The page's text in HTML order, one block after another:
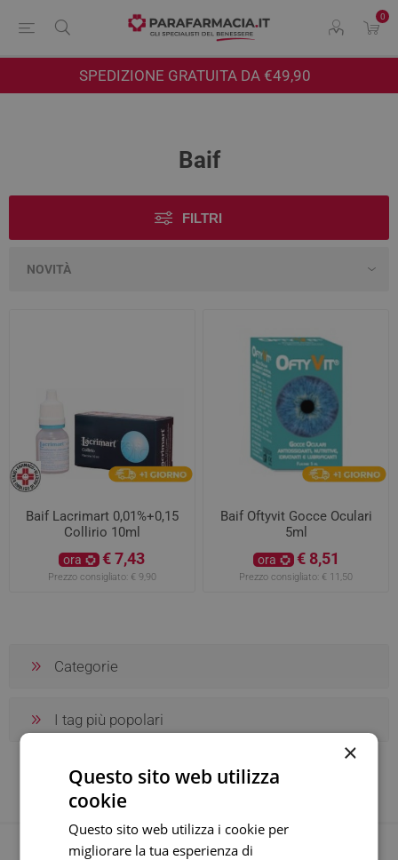
0
SPEDIZIONE GRATUITA DA €49,90
Baif
FILTRI
Baif Lacrimart 0,01%+0,15
Collirio 10ml
ora € 7,43
Prezzo consigliato: € 9,90
Baif Oftyvit Gocce Oculari
5ml
ora € 8,51
Prezzo consigliato: € 11,50
Categorie
I tag più popolari
×
Questo sito web utilizza
cookie
Questo sito web utilizza i cookie per
migliorare la tua esperienza di